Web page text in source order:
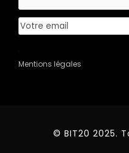
Mentions légales
© BIT20 2025.